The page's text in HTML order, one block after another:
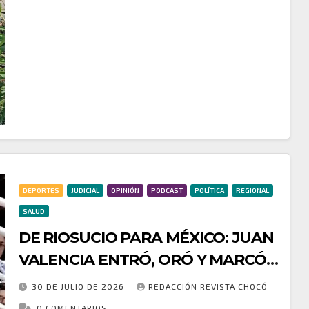
DEPORTES JUDICIAL OPINIÓN PODCAST POLÍTICA REGIONAL
SALUD
DE RIOSUCIO PARA MÉXICO: JUAN
VALENCIA ENTRÓ, ORÓ Y MARCÓ
EL GOL AGÓNICO QUE LE DIO EL
TRIUNFO AL NECAXA
30 DE JULIO DE 2026 REDACCIÓN REVISTA CHOCÓ